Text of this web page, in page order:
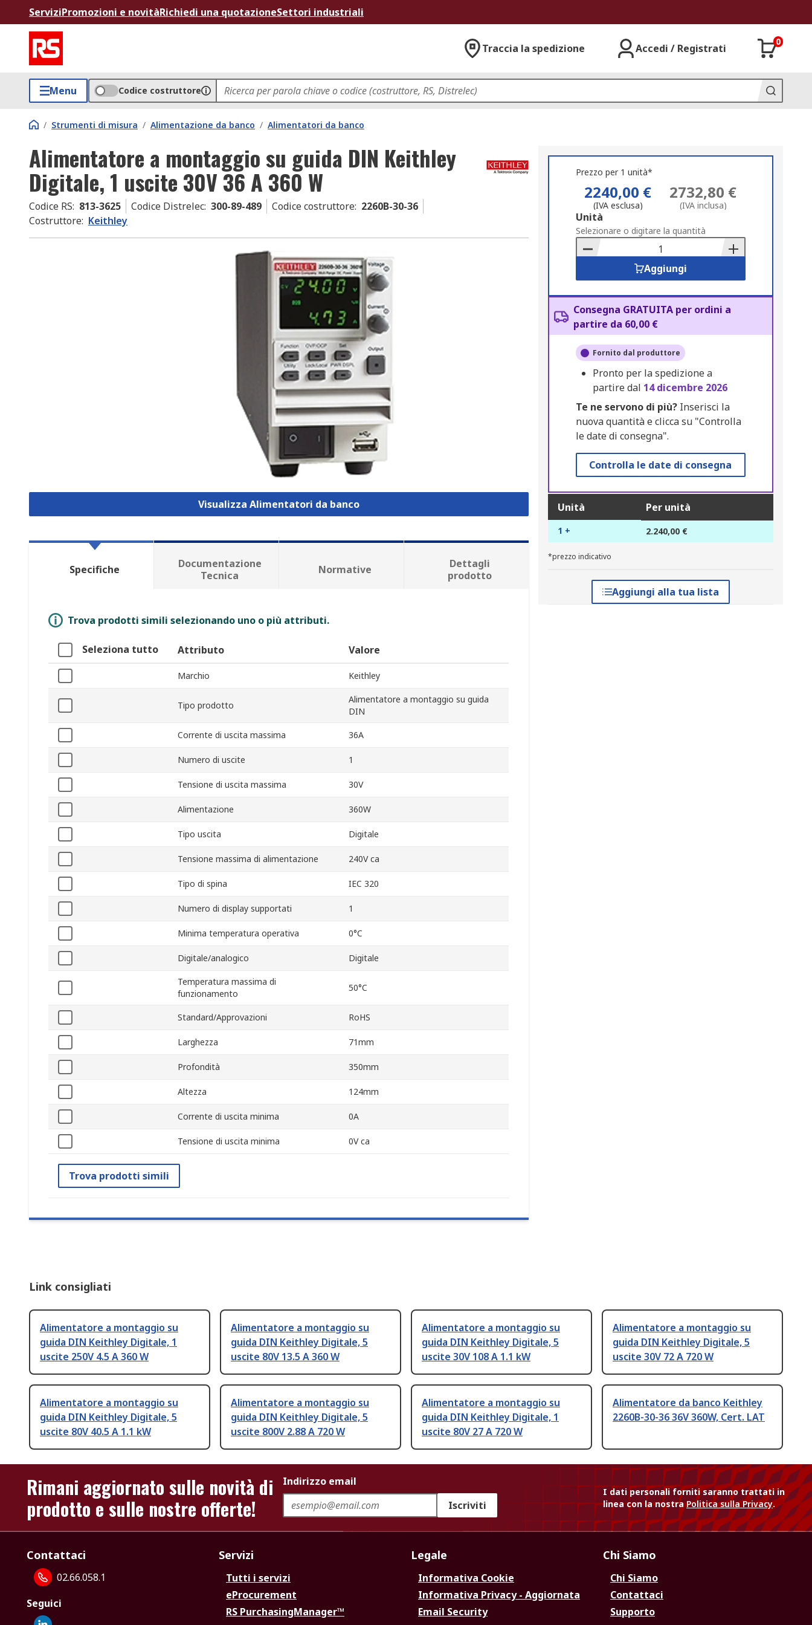
ServiziPromozioni e novitàRichiedi una quotazioneSettori industriali
Traccia la spedizione Accedi / Registrati
0
Menu Codice costruttore
/ Strumenti di misura / Alimentazione da banco / Alimentatori da banco
Alimentatore a montaggio su guida DIN Keithley
Digitale, 1 uscite 30V 36 A 360 W
Codice RS: 813-3625 Codice Distrelec: 300-89-489 Codice costruttore: 2260B-30-36
Costruttore: Keithley
Visualizza Alimentatori da banco
Prezzo per 1 unità*
2240,00 €
(IVA esclusa)
2732,80 €
(IVA inclusa)
Add
to
Basket
Unità
Selezionare o digitare la quantità
Aggiungi
Consegna GRATUITA per ordini a
partire da 60,00 €
Fornito dal produttore
Pronto per la spedizione a
partire dal 14 dicembre 2026
Te ne servono di più?Inserisci la
nuova quantità e clicca su "Controlla
le date di consegna".
Controlla le date di consegna
Unità Per unità
1 + 2.240,00 €
*prezzo indicativo
Aggiungi alla tua lista
Specifiche
Documentazione
Tecnica
Normative
Dettagli
prodotto
Trova prodotti simili selezionando uno o più attributi.
Seleziona tutto Attributo Valore
Marchio Keithley
Tipo prodotto
Alimentatore a montaggio su guida
DIN
Corrente di uscita massima 36A
Numero di uscite 1
Tensione di uscita massima 30V
Alimentazione 360W
Tipo uscita Digitale
Tensione massima di alimentazione 240V ca
Tipo di spina IEC 320
Numero di display supportati 1
Minima temperatura operativa 0°C
Digitale/analogico Digitale
Temperatura massima di
funzionamento
50°C
Standard/Approvazioni RoHS
Larghezza 71mm
Profondità 350mm
Altezza 124mm
Corrente di uscita minima 0A
Tensione di uscita minima 0V ca
Trova prodotti simili
Link consigliati
Alimentatore a montaggio su
guida DIN Keithley Digitale, 1
uscite 250V 4.5 A 360 W
Alimentatore a montaggio su
guida DIN Keithley Digitale, 5
uscite 80V 13.5 A 360 W
Alimentatore a montaggio su
guida DIN Keithley Digitale, 5
uscite 30V 108 A 1.1 kW
Alimentatore a montaggio su
guida DIN Keithley Digitale, 5
uscite 30V 72 A 720 W
Alimentatore a montaggio su
guida DIN Keithley Digitale, 5
uscite 80V 40.5 A 1.1 kW
Alimentatore a montaggio su
guida DIN Keithley Digitale, 5
uscite 800V 2.88 A 720 W
Alimentatore a montaggio su
guida DIN Keithley Digitale, 1
uscite 80V 27 A 720 W
Alimentatore da banco Keithley
2260B-30-36 36V 360W, Cert. LAT
Rimani aggiornato sulle novità di
prodotto e sulle nostre offerte!
Indirizzo email
Iscriviti
I dati personali forniti saranno trattati in
linea con la nostraPolitica sulla Privacy.
Contattaci
02.66.058.1
Seguici
Servizi
Tutti i servizi
eProcurement
RS PurchasingManager™
Legale
Informativa Cookie
Informativa Privacy - Aggiornata
Email Security
Chi Siamo
Chi Siamo
Contattaci
Supporto